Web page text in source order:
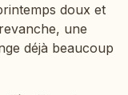
doux et
une
déjà beaucoup